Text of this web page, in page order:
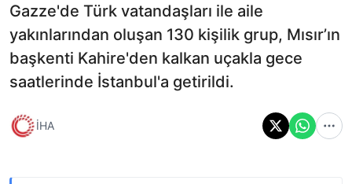
Gazze'de Türk vatandaşları ile aile
yakınlarından oluşan 130 kişilik grup, Mısır’ın
başkenti Kahire'den kalkan uçakla gece
saatlerinde İstanbul'a getirildi.
İHA